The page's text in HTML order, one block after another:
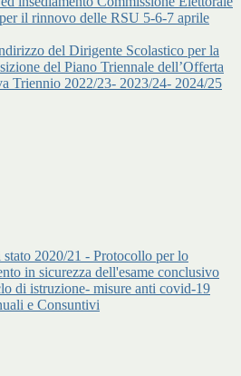
il rinnovo delle RSU 5-6-7 aprile
del Dirigente Scolastico per la
del Piano Triennale dell’Offerta
Triennio 2022/23- 2023/24- 2024/25
stato 2020/21 - Protocollo per lo
in sicurezza dell'esame conclusivo
di istruzione- misure anti covid-19
e Consuntivi